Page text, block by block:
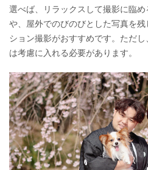
選べば、リラックスして撮影に臨
や、屋外でのびのびとした写真を
ション撮影がおすすめです。ただ
は考慮に入れる必要があります。